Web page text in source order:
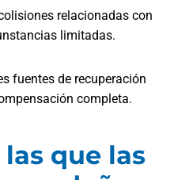
relacionadas con
limitadas.
fuentes de recuperación
completa.
que las